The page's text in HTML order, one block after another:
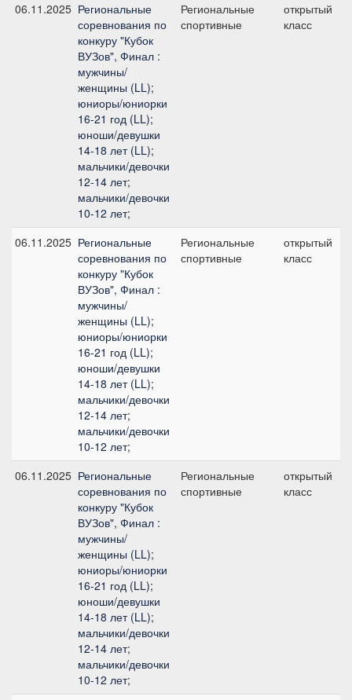
06.11.2025 Региональные
соревнования по
конкуру "Кубок
ВУЗов", Финал :
мужчины/
женщины (LL);
юниоры/юниорки
16-21 год (LL);
юноши/девушки
14-18 лет (LL);
мальчики/девочки
12-14 лет;
мальчики/девочки
10-12 лет;
Региональные
спортивные
открытый
класс
06.11.2025 Региональные
соревнования по
конкуру "Кубок
ВУЗов", Финал :
мужчины/
женщины (LL);
юниоры/юниорки
16-21 год (LL);
юноши/девушки
14-18 лет (LL);
мальчики/девочки
12-14 лет;
мальчики/девочки
10-12 лет;
Региональные
спортивные
открытый
класс
06.11.2025 Региональные
соревнования по
конкуру "Кубок
ВУЗов", Финал :
мужчины/
женщины (LL);
юниоры/юниорки
16-21 год (LL);
юноши/девушки
14-18 лет (LL);
мальчики/девочки
12-14 лет;
мальчики/девочки
10-12 лет;
Региональные
спортивные
открытый
класс